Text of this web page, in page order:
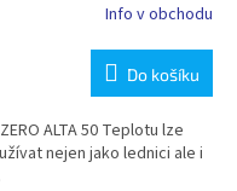
Info v obchodu
Do košíku
ALTA 50 Teplotu lze
nejen jako lednici ale i